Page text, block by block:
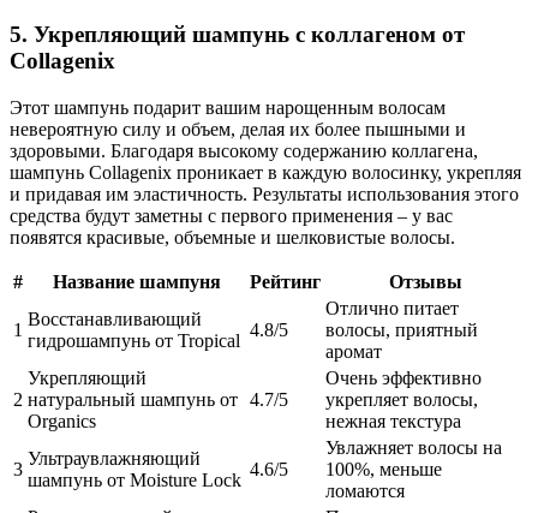
5. Укрепляющий шампунь с коллагеном от
Collagenix
Этот шампунь подарит вашим нарощенным волосам
невероятную силу и объем, делая их более пышными и
здоровыми. Благодаря высокому содержанию коллагена,
шампунь Collagenix проникает в каждую волосинку, укрепляя
и придавая им эластичность. Результаты использования этого
средства будут заметны с первого применения – у вас
появятся красивые, объемные и шелковистые волосы.
# Название шампуня Рейтинг Отзывы
1
Восстанавливающий
гидрошампунь от Tropical
4.8/5
Отлично питает
волосы, приятный
аромат
2
Укрепляющий
натуральный шампунь от
Organics
4.7/5
Очень эффективно
укрепляет волосы,
нежная текстура
3
Ультраувлажняющий
шампунь от Moisture Lock
4.6/5
Увлажняет волосы на
100%, меньше
ломаются